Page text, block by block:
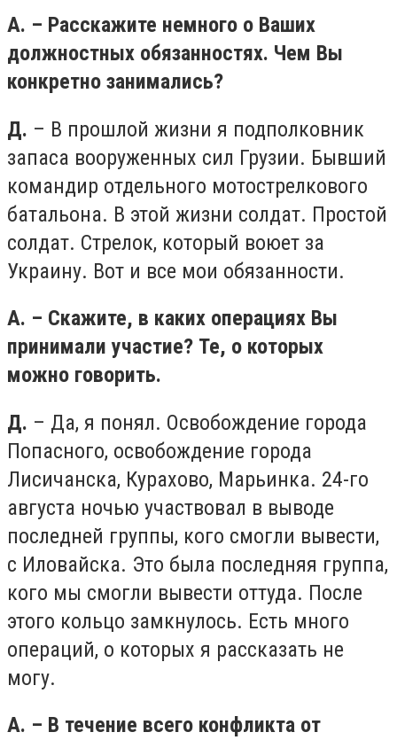
А. – Расскажите немного о Ваших
должностных обязанностях. Чем Вы
конкретно занимались?
Д. – В прошлой жизни я подполковник
запаса вооруженных сил Грузии. Бывший
командир отдельного мотострелкового
батальона. В этой жизни солдат. Простой
солдат. Стрелок, который воюет за
Украину. Вот и все мои обязанности.
А. – Скажите, в каких операциях Вы
принимали участие? Те, о которых
можно говорить.
Д. – Да, я понял. Освобождение города
Попасного, освобождение города
Лисичанска, Курахово, Марьинка. 24-го
августа ночью участвовал в выводе
последней группы, кого смогли вывести,
с Иловайска. Это была последняя группа,
кого мы смогли вывести оттуда. После
этого кольцо замкнулось. Есть много
операций, о которых я рассказать не
могу.
А. – В течение всего конфликта от